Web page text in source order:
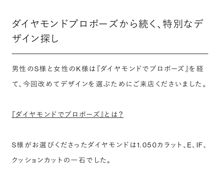
ダイヤモンドプロポーズから続く、特別なデ
ザイン探し
男性のS様と女性のK様は『ダイヤモンドでプロポーズ』を経
て、今回改めてデザインを選ぶためにご来店くださいました。
『ダイヤモンドでプロポーズ』とは？
S様がお選びくださったダイヤモンドは1.050カラット、E、IF、
クッションカットの一石でした。